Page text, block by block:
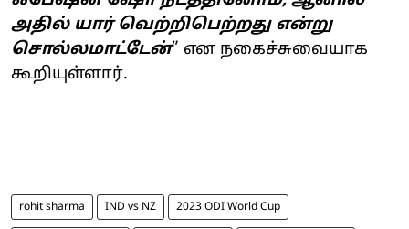
அதில் யார் வெற்றிபெற்றது என்று
சொல்லமாட்டேன்” என நகைச்சுவையாக
கூறியுள்ளார்.
rohit sharma IND vs NZ 2023 ODI World Cup